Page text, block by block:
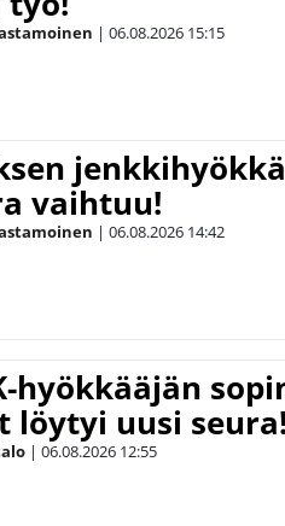
| 06.08.2026 15:15
vaihtuu!
| 06.08.2026 14:42
hyökkääjän
löytyi uusi seura!
| 06.08.2026 12:55